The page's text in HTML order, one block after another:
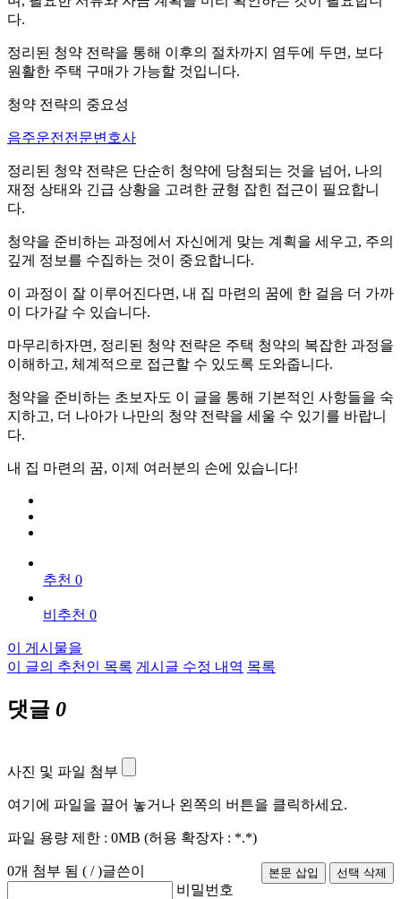
다.
정리된 청약 전략을 통해 이후의 절차까지 염두에 두면, 보다
원활한 주택 구매가 가능할 것입니다.
청약 전략의 중요성
음주운전전문변호사
정리된 청약 전략은 단순히 청약에 당첨되는 것을 넘어, 나의
재정 상태와 긴급 상황을 고려한 균형 잡힌 접근이 필요합니
다.
청약을 준비하는 과정에서 자신에게 맞는 계획을 세우고, 주의
깊게 정보를 수집하는 것이 중요합니다.
이 과정이 잘 이루어진다면, 내 집 마련의 꿈에 한 걸음 더 가까
이 다가갈 수 있습니다.
마무리하자면, 정리된 청약 전략은 주택 청약의 복잡한 과정을
이해하고, 체계적으로 접근할 수 있도록 도와줍니다.
청약을 준비하는 초보자도 이 글을 통해 기본적인 사항들을 숙
지하고, 더 나아가 나만의 청약 전략을 세울 수 있기를 바랍니
다.
내 집 마련의 꿈, 이제 여러분의 손에 있습니다!
추천 0
비추천 0
이 게시물을
이 글의 추천인 목록 게시글 수정 내역 목록
댓글 0
사진 및 파일 첨부
여기에 파일을 끌어 놓거나 왼쪽의 버튼을 클릭하세요.
파일 용량 제한 : 0MB (허용 확장자 : *.*)
0개 첨부 됨 ( /)글쓴이
비밀번호